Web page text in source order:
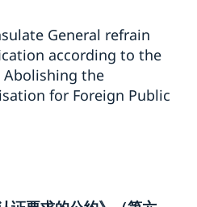
General refrain
according to the
Abolishing the
for Foreign Public